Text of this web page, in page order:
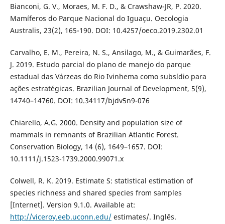
Bianconi, G. V., Moraes, M. F. D., & Crawshaw-JR, P. 2020.
Mamíferos do Parque Nacional do Iguaçu. Oecologia
Australis, 23(2), 165-190. DOI: 10.4257/oeco.2019.2302.01
Carvalho, E. M., Pereira, N. S., Ansilago, M., & Guimarães, F.
J. 2019. Estudo parcial do plano de manejo do parque
estadual das Várzeas do Rio Ivinhema como subsídio para
ações estratégicas. Brazilian Journal of Development, 5(9),
14740–14760. DOI: 10.34117/bjdv5n9-076
Chiarello, A.G. 2000. Density and population size of
mammals in remnants of Brazilian Atlantic Forest.
Conservation Biology, 14 (6), 1649–1657. DOI:
10.1111/j.1523-1739.2000.99071.x
Colwell, R. K. 2019. Estimate S: statistical estimation of
species richness and shared species from samples
[Internet]. Version 9.1.0. Available at:
http://viceroy.eeb.uconn.edu/estimates/. Inglês.